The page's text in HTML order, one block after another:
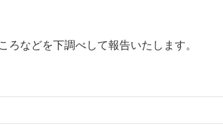
ろなどを下調べして報告いたします。